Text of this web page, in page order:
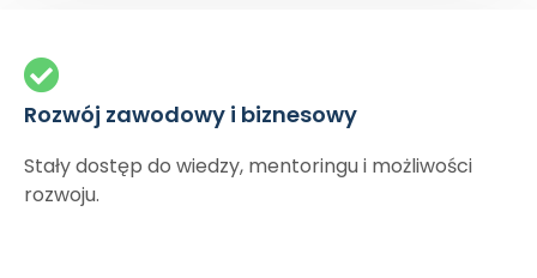
Rozwój zawodowy i biznesowy
Stały dostęp do wiedzy, mentoringu i możliwości
rozwoju.